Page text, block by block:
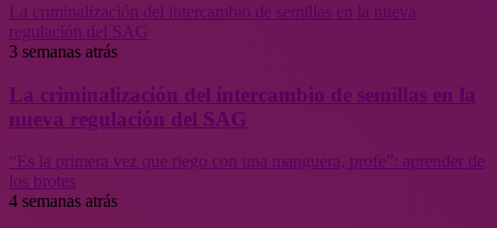
La criminalización del intercambio de semillas en la nueva
regulación del SAG
3 semanas atrás
La criminalización del intercambio de semillas en la
nueva regulación del SAG
“Es la primera vez que riego con una manguera, profe”: aprender de
los brotes
4 semanas atrás